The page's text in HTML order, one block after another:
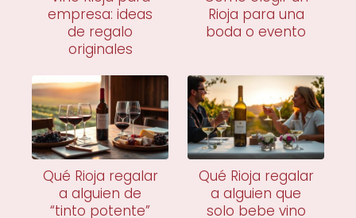
empresa: ideas
de regalo
originales
Rioja para una
boda o evento
Qué Rioja regalar
a alguien de
“tinto potente”
Qué Rioja regalar
a alguien que
solo bebe vino